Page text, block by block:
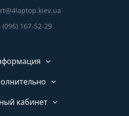
(096) 167-52-29
кабинет